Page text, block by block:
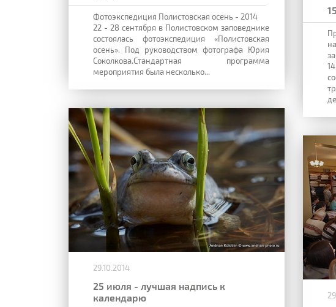
Фотоэкспедиция Полистовская осень - 2014
22 - 28 сентября в Полистовском заповеднике
состоялась фотоэкспедиция «Полистовская
осень». Под руководством фотографа Юрия
Соколкова.Стандартная программа
мероприятия была несколько...
29.10.2014
25 июля - лучшая надпись к
календарю